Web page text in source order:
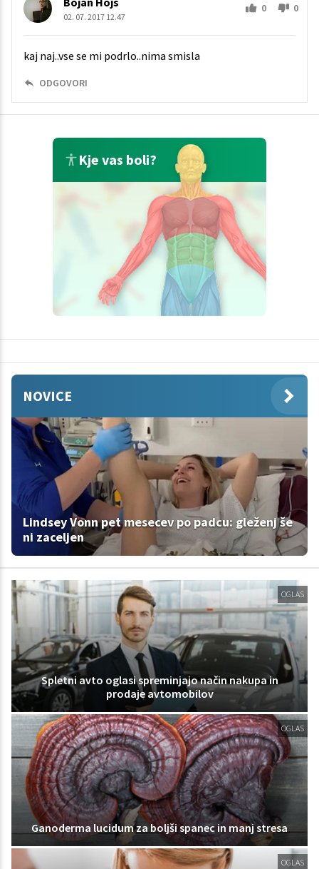
02. 07. 2017 12.47
0 0
kaj naj..vse se mi podrlo..nima smisla
ODGOVORI
Kje vas boli?
NOVICE
Lindsey Vonn pet mesecev po padcu: gleženj še
ni zaceljen
OGLAS
Spletni avto oglasi spreminjajo način nakupa in
prodaje avtomobilov
OGLAS
Ganoderma lucidum za boljši spanec in manj stresa
OGLAS